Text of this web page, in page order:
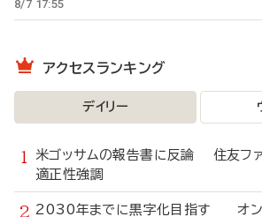
8/7 17:55
アクセスランキング
デイリー
米ゴッサムの報告書に反論 住友ファ
適正性強調
2030年までに黒字化目指す オン